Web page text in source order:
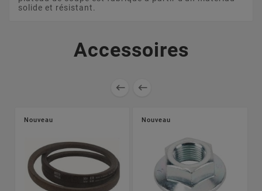
solide et résistant.
Accessoires
 
Nouveau Nouveau